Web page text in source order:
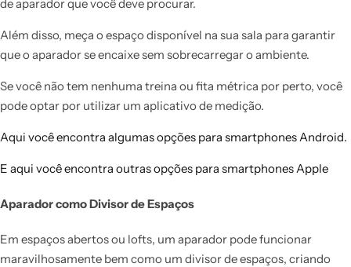
de aparador que você deve procurar.
Além disso, meça o espaço disponível na sua sala para garantir
que o aparador se encaixe sem sobrecarregar o ambiente.
Se você não tem nenhuma treina ou fita métrica por perto, você
pode optar por utilizar um aplicativo de medição.
Aqui você encontra algumas opções para smartphones Android.
E aqui você encontra outras opções para smartphones Apple
Aparador como Divisor de Espaços
Em espaços abertos ou lofts, um aparador pode funcionar
maravilhosamente bem como um divisor de espaços, criando